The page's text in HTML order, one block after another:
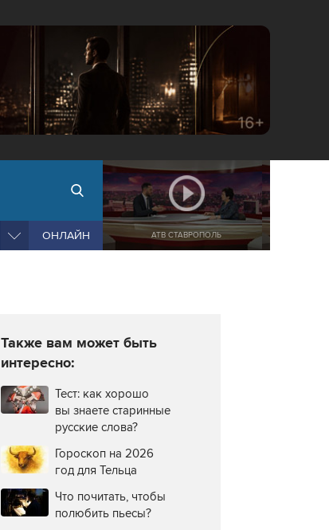
ОНЛАЙН АТВ СТАВРОПОЛЬ
Также вам может быть
интересно:
Тест: как хорошо
вы знаете старинные
русские слова?
Гороскоп на 2026
год для Тельца
Что почитать, чтобы
полюбить пьесы?